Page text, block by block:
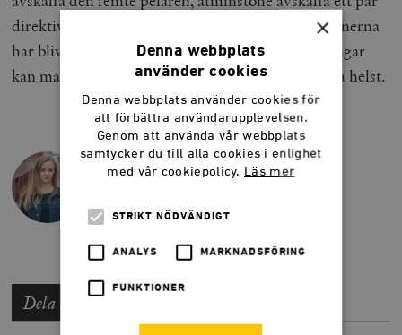
direktiv – innan de återstående frihetliga EU-vännerna
har blivit desillusionerade. Och utan nya framgångar
kan man inte leva på gamla meriter hur länge som helst.
BLANCHE SANDE
Dela artikeln
×
Denna webbplats
använder cookies
Denna webbplats använder cookies för
att förbättra användarupplevelsen.
Genom att använda vår webbplats
samtycker du till alla cookies i enlighet
med vår cookiepolicy. Läs mer
STRIKT NÖDVÄNDIGT
ANALYS MARKNADSFÖRING
FUNKTIONER